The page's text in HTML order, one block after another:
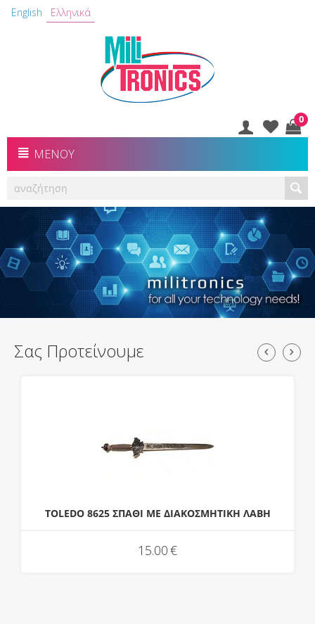
English Ελληνικά
0
ΜΕΝΟΎ
Σας Προτείνουμε
TOLEDO 8625 ΣΠΑΘΙ ΜΕ ΔΙΑΚΟΣΜΗΤΙΚΗ ΛΑΒΗ
15.00€